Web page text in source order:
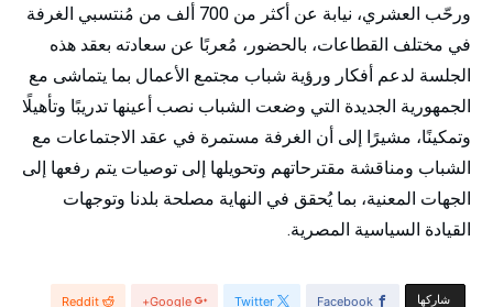
ورحّب العشري، نيابة عن أكثر من 700 ألف من مُنتسبي الغرفة
في مختلف القطاعات، بالحضور، مُعربًا عن سعادته بعقد هذه
الجلسة لدعم أفكار ورؤية شباب مجتمع الأعمال بما يتماشى مع
الجمهورية الجديدة التي وضعت الشباب نصب أعينها تدريبًا وتأهيلًا
وتمكينًا، مشيرًا إلى أن الغرفة مستمرة في عقد الاجتماعات مع
الشباب ومناقشة مقترحاتهم وتحويلها إلى توصيات يتم رفعها إلى
الجهات المعنية، بما يُحقق في النهاية مصلحة بلدنا وتوجهات
القيادة السياسية المصرية.
‫‫ شاركها‬ Facebook
Twitter
Google+
Reddit